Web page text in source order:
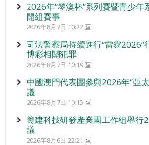
2026年“琴澳杯”系列賽暨青少年
開組賽事
2026年8月7日 10:22
司法警察局持續進行“雷霆2026”
博彩相關犯罪
2026年8月7日 10:19
中國澳門代表團參與2026年“亞
議
2026年8月7日 10:15
籌建科技研發產業園工作組舉行
議
2026年8月6日 22:21